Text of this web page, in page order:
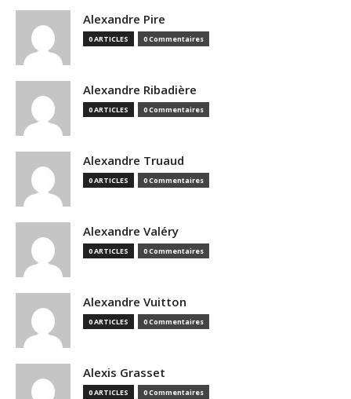
Alexandre Pire
0 ARTICLES 0 Commentaires
Alexandre Ribadière
0 ARTICLES 0 Commentaires
Alexandre Truaud
0 ARTICLES 0 Commentaires
Alexandre Valéry
0 ARTICLES 0 Commentaires
Alexandre Vuitton
0 ARTICLES 0 Commentaires
Alexis Grasset
0 ARTICLES 0 Commentaires